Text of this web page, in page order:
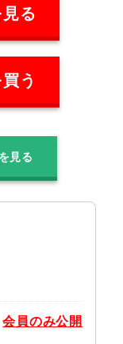
る
う
見る
会員のみ公開